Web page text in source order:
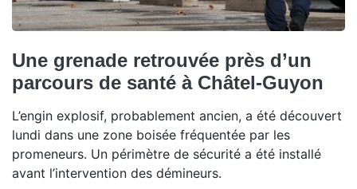
Une grenade retrouvée près d’un
parcours de santé à Châtel-Guyon
L’engin explosif, probablement ancien, a été découvert
lundi dans une zone boisée fréquentée par les
promeneurs. Un périmètre de sécurité a été installé
avant l’intervention des démineurs.